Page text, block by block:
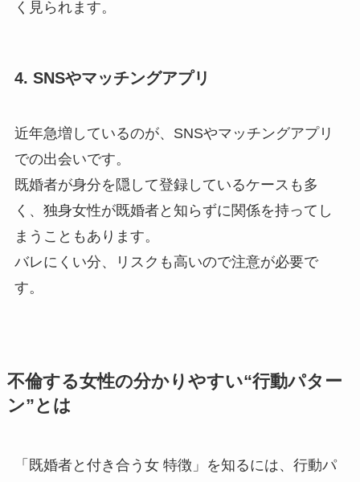
く見られます。
4. SNSやマッチングアプリ
近年急増しているのが、SNSやマッチングアプリ
での出会いです。
既婚者が身分を隠して登録しているケースも多
く、独身女性が既婚者と知らずに関係を持ってし
まうこともあります。
バレにくい分、リスクも高いので注意が必要で
す。
不倫する女性の分かりやすい“行動パター
ン”とは
「既婚者と付き合う女 特徴」を知るには、行動パ